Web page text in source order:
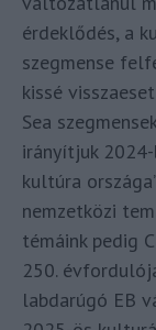
érdeklődés, a
szegmense
kissé
Sea
irányítjuk
kultúra
nemzetközi
témáink pedig
250.
labdarúgó EB